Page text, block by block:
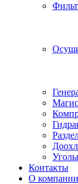
Контакты
О компании